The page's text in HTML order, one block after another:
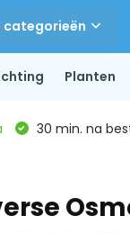
categorieën
Planten
30 min. na